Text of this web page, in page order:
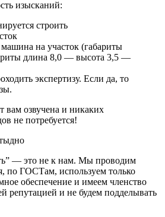
изысканий:
строить
машина на участок (габариты
длина 8,0 — высота 3,5 —
экспертизу. Если да, то
вам озвучена и никаких
не потребуется!
— это не к нам. Мы проводим
по ГОСТам, используем только
обеспечение и имеем членство
и не будем подделывать